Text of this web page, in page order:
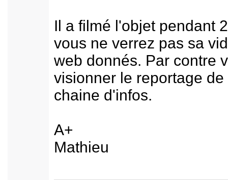
Il a filmé l'objet pendant
vous ne verrez pas sa
web donnés. Par contre
visionner le reportage
chaine d'infos.
A+
Mathieu